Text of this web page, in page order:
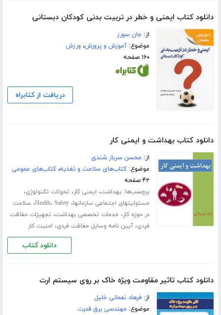
دانلود کتاب ایمنی و خطر در تربیت بدنی کودکان دبستانی
از:جان سورز
موضوع:آموزش و پرورش، ورزش
۱۶۰ صفحه
دریافت از کتابراه
دانلود کتاب بهداشت و ایمنی کار
از: محسن سرباز شندی
موضوع:کتاب‌های سلامت و تغذیه،کتاب‌های عمومی
۴۲ صفحه
برچسب‌ها:بهداشت، ایمنی کار، تحولات تکنولوژی،
مسئولیتهای اجتماعی سازمانها، Health، Safety ، سلامت
در حوزه کار، خدمات تخصصی بهداشت، تجهیزات حفاظت
فردی،آیین نامه وسایل حفاظت فردی، امنیت کار
دانلود کتاب
دانلود کتاب تاثیر مقاومت ویژه خاک بر روی سیستم ارت
از:فرهاد نعمانی خلیل
موضوع: مهندسی برق قدرت